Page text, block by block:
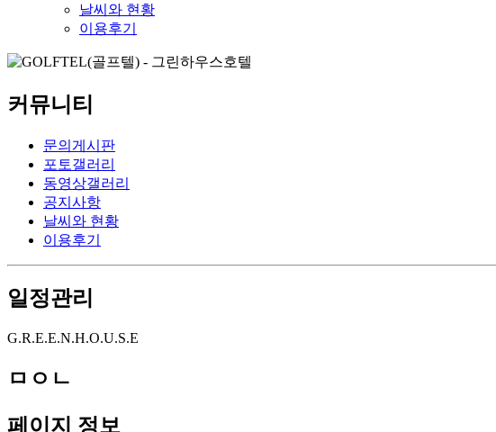
날씨와 현황
이용후기
커뮤니티
문의게시판
포토갤러리
동영상갤러리
공지사항
날씨와 현황
이용후기
일정관리
G.R.E.E.N.H.O.U.S.E
ㅁㅇㄴ
페이지 정보